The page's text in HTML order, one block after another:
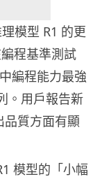
模型 R1 的更
程基準測試
編程能力最強
。用戶報告新
品質方面有顯
模型的「小幅